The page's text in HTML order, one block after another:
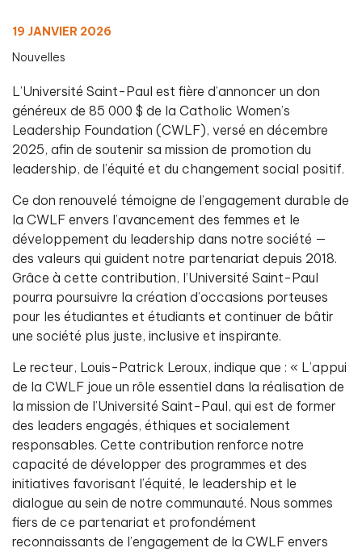
19 JANVIER 2026
Nouvelles
L’Université Saint-Paul est fière d’annoncer un don
généreux de 85 000 $ de la Catholic Women’s
Leadership Foundation (CWLF), versé en décembre
2025, afin de soutenir sa mission de promotion du
leadership, de l’équité et du changement social positif.
Ce don renouvelé témoigne de l’engagement durable de
la CWLF envers l’avancement des femmes et le
développement du leadership dans notre société —
des valeurs qui guident notre partenariat depuis 2018.
Grâce à cette contribution, l’Université Saint-Paul
pourra poursuivre la création d’occasions porteuses
pour les étudiantes et étudiants et continuer de bâtir
une société plus juste, inclusive et inspirante.
Le recteur, Louis-Patrick Leroux, indique que : « L’appui
de la CWLF joue un rôle essentiel dans la réalisation de
la mission de l’Université Saint-Paul, qui est de former
des leaders engagés, éthiques et socialement
responsables. Cette contribution renforce notre
capacité de développer des programmes et des
initiatives favorisant l’équité, le leadership et le
dialogue au sein de notre communauté. Nous sommes
fiers de ce partenariat et profondément
reconnaissants de l’engagement de la CWLF envers